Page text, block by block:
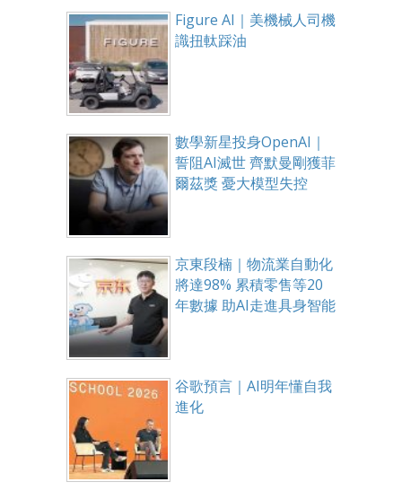
Figure AI｜美機械人司機
識扭軚踩油
數學新星投身OpenAI｜
誓阻AI滅世 齊默曼剛獲菲
爾茲獎 憂大模型失控
京東段楠｜物流業自動化
將達98% 累積零售等20
年數據 助AI走進具身智能
谷歌預言｜AI明年懂自我
進化